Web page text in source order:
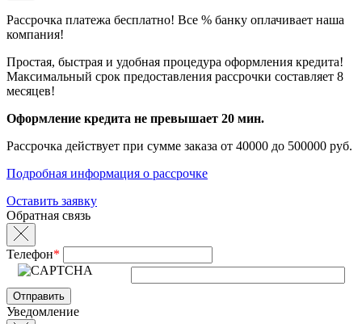
Рассрочка платежа бесплатно! Все % банку оплачивает наша
компания!
Простая, быстрая и удобная процедура оформления кредита!
Максимальный срок предоставления рассрочки составляет 8
месяцев!
Оформление кредита не превышает 20 мин.
Рассрочка действует при сумме заказа от 40000 до 500000 руб.
Подробная информация о рассрочке
Оставить заявку
Обратная связь
Телефон*
Уведомление